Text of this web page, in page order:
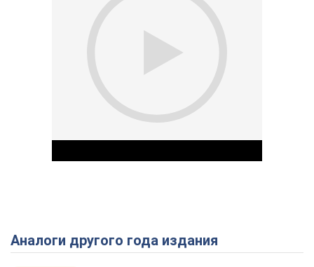
Play Video
Аналоги другого года издания